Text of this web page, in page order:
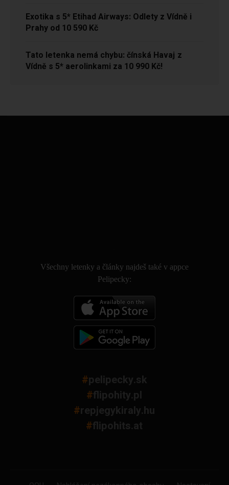
Exotika s 5* Etihad Airways: Odlety z Vídně i
Prahy od 10 590 Kč
Tato letenka nemá chybu: čínská Havaj z
Vídně s 5* aerolinkami za 10 990 Kč!
Všechny letenky a články najdeš také v appce
Pelipecky:
#pelipecky.sk
#flipohity.pl
#repjegykiraly.hu
#flipohits.at